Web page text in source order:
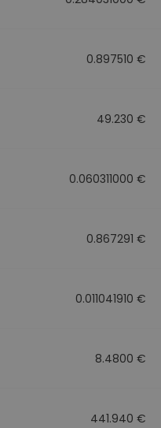
0.897510 €
49.230 €
0.060311000 €
0.867291 €
0.011041910 €
8.4800 €
441.940 €